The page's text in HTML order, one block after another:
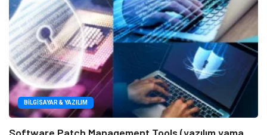
BILGISAYAR & YAZILIM